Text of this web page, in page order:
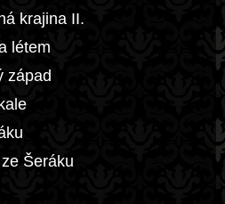
krajina II.
létem
západ
Šeráku